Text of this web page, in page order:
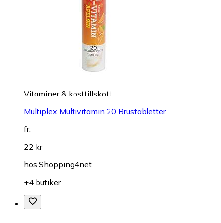
Vitaminer & kosttillskott
Multiplex Multivitamin 20 Brustabletter
fr.
22 kr
hos Shopping4net
+4 butiker